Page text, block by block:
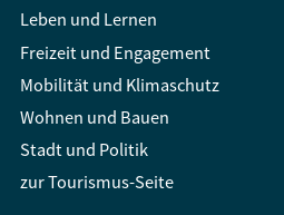
Leben und Lernen
Freizeit und Engagement
Mobilität und Klimaschutz
Wohnen und Bauen
Stadt und Politik
zur Tourismus-Seite